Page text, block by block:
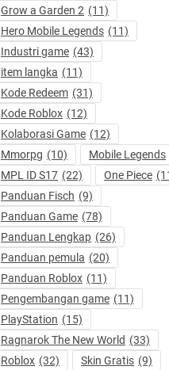
Grow a Garden 2 (11)
Hero Mobile Legends (11)
Industri game (43)
item langka (11)
Kode Redeem (31)
Kode Roblox (12)
Kolaborasi Game (12)
Mmorpg (10) Mobile Legends
MPL ID S17 (22) One Piece
Panduan Fisch (9)
Panduan Game (78)
Panduan Lengkap (26)
Panduan pemula (20)
Panduan Roblox (11)
Pengembangan game (11)
PlayStation (15)
Ragnarok The New World (33)
Roblox (32) Skin Gratis (9)